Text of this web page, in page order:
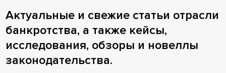
Актуальные и свежие статьи отрасли
банкротства, а также кейсы,
исследования, обзоры и новеллы
законодательства.